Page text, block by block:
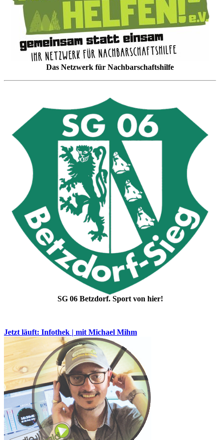
Das Netzwerk für Nachbarschaftshilfe
SG 06 Betzdorf. Sport von hier!
Jetzt läuft: Infothek | mit Michael Mihm